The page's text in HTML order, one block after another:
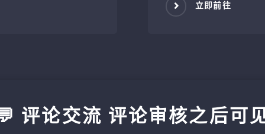
立即前往
评论交流 评论审核之后可